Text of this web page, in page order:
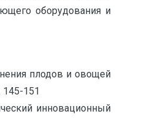
оборудования и
плодов и овощей
151
инновационный